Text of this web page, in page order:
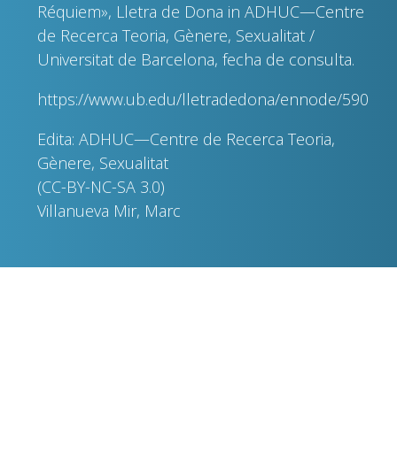
Réquiem», Lletra de Dona in ADHUC—Centre
de Recerca Teoria, Gènere, Sexualitat /
Universitat de Barcelona, fecha de consulta.
https://www.ub.edu/lletradedona/ennode/590
Edita: ADHUC—Centre de Recerca Teoria,
Gènere, Sexualitat
(CC-BY-NC-SA 3.0)
Villanueva Mir, Marc